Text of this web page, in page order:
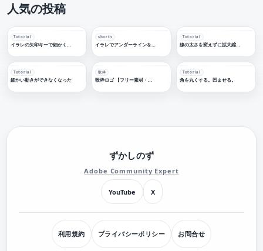
人気の投稿
Tutorial
イラレの矢印キーで細かく移動する
shorts
イラレでアンダーラインを引く
Tutorial
線の太さを変えずに拡大縮小する
Tutorial
細かい動きができなくなった
歌枠
歌枠ロゴ 【フリー素材・サムネ素材】
Tutorial
角を丸くする。凹ませる。
ずかしのず
Adobe Community Expert
YouTube X
利用規約 プライバシーポリシー お問合せ